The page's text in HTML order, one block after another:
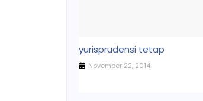
yurisprudensi tetap
November 22, 2014